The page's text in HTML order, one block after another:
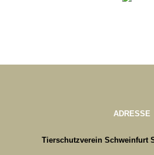
ADRESSE
Tierschutzverein Schweinfurt